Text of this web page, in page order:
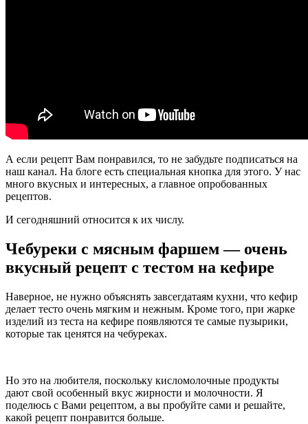
А если рецепт Вам понравился, то не забудьте подписаться на
наш канал. На блоге есть специальная кнопка для этого. У нас
много вкусных и интересных, а главное опробованных
рецептов.
И сегодняшний относится к их числу.
Чебуреки с мясным фаршем — очень
вкусный рецепт с тестом на кефире
Наверное, не нужно объяснять завсегдатаям кухни, что кефир
делает тесто очень мягким и нежным. Кроме того, при жарке
изделий из теста на кефире появляются те самые пузырики,
которые так ценятся на чебуреках.
Но это на любителя, поскольку кисломолочные продукты
дают свой особенный вкус жирности и молочности. Я
поделюсь с Вами рецептом, а вы пробуйте сами и решайте,
какой рецепт понравится больше.